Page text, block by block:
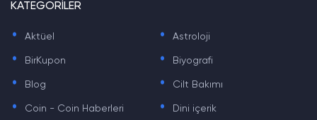
KATEGORİLER
. Aktüel . Astroloji
. BirKupon . Biyografi
. Blog . Cilt Bakımı
. Coin - Coin Haberleri . Dini içerik